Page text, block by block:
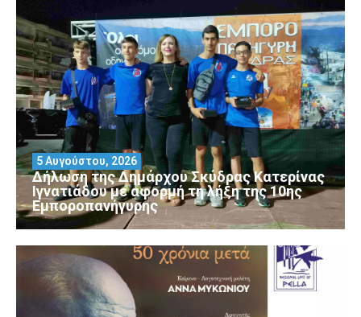
Δήλωση της Δημάρχου Σκύδρας Κατερίνας
Ιγνατιάδου με αφορμή τη λήξη της 10ης
Εμποροπανήγυρης
5 Αυγούστου, 2026